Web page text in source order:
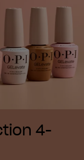
4-